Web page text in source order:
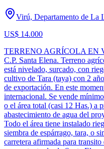
Virú, Departamento de La
US$ 14.000
TERRENO AGRÍCOLA EN
C.P. Santa Elena. Terreno
está nivelado, surcado, con
cultivo de Tara (taya) con 2
de exportación. En este
internacional. Se vende
o el área total (casi 12 Has.) a
abastecimiento de agua del
Todo el área tiene instalado
siembra de espárrago, tara, o
carretera afirmada para